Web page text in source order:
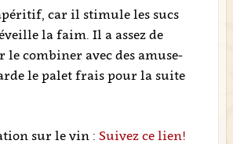
car il stimule les sucs
la faim. Il a assez de
le combiner avec des amuse-
le palet frais pour la suite
sur le vin : Suivez ce lien!